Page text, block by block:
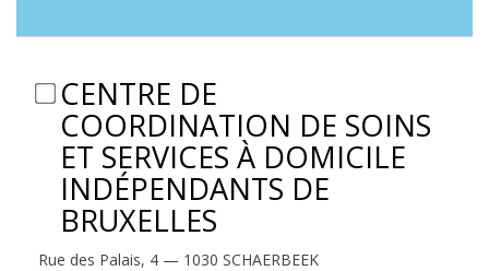
CENTRE DE
COORDINATION DE SOINS
ET SERVICES À DOMICILE
INDÉPENDANTS DE
BRUXELLES
Rue des Palais, 4 — 1030 SCHAERBEEK